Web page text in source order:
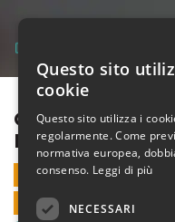
POGGIO IL 28
28 AGOSTO 2018 -
VENDITE ONLINE
Questo sito
cookie
Questo sito utilizza i
regolarmente. Come
normativa europea,
consenso. Leggi di più
NECESSARI